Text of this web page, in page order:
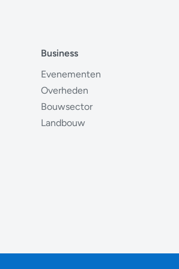
Business
Evenementen
Overheden
Bouwsector
Landbouw